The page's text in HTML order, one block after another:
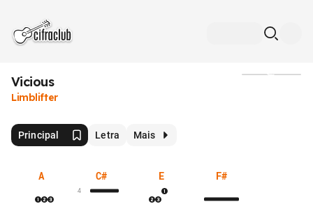
Vicious
Limblifter
Principal Letra Mais
A C#
4
E F#